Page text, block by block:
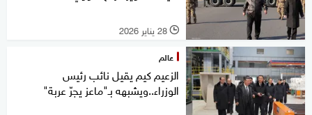
l 28 يناير 2026
عالم
الزعيم كيم يقيل نائب رئيس
الوزراء..ويشبهه بـ"ماعز يجرّ عربة"